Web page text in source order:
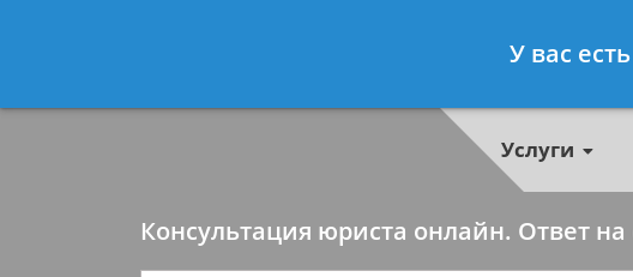
- Специалист по
Услуги
Консультация юриста онлайн. Ответ
У вас